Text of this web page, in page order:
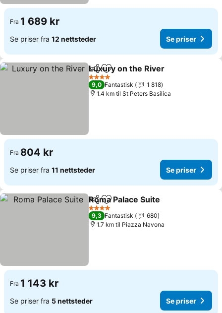
Fra 1 689 kr
Se priser fra 12 nettsteder Se priser
Del Legg til i favoritter
Luxury on the River
4 Stjerner
9,0 Fantastisk
1 818
1.4 km til St Peters Basilica
Fra 804 kr
Se priser fra 11 nettsteder Se priser
Del Legg til i favoritter
Roma Palace Suite
4 Stjerner
9,3 Fantastisk
680
1.7 km til Piazza Navona
Fra 1 143 kr
Se priser fra 5 nettsteder Se priser